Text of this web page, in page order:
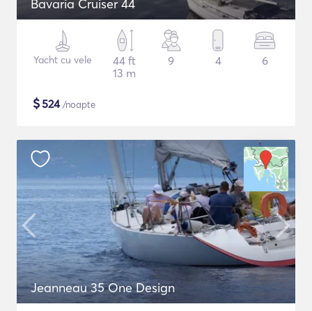
Bavaria Cruiser 44
Yacht cu vele
44 ft
13 m
9 4 6
$524/noapte
Jeanneau 35 One Design